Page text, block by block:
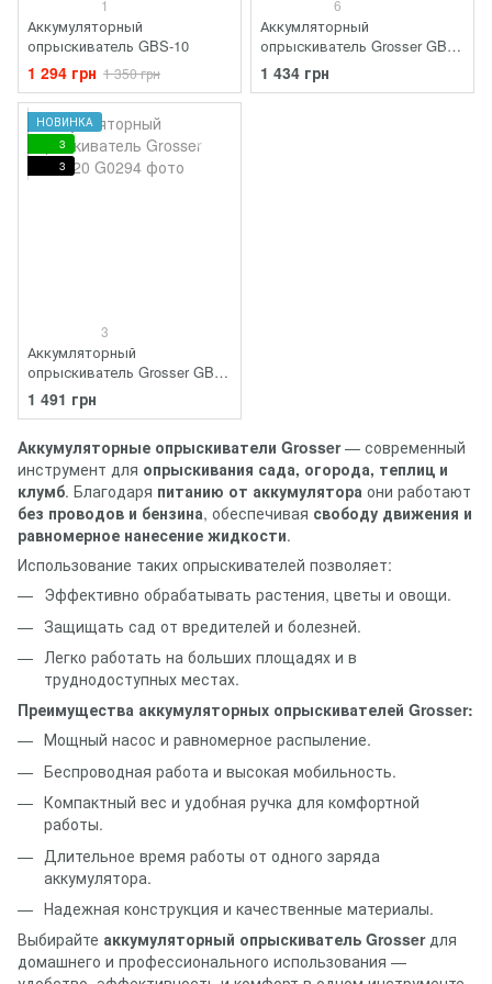
1
Аккумуляторный
опрыскиватель GBS-10
1 294 грн 1 350 грн
6
Аккумляторный
опрыскиватель Grosser GBS
100
1 434 грн
НОВИНКА
3
3
3
Аккумляторный
опрыскиватель Grosser GBS
120
1 491 грн
Аккумуляторные опрыскиватели Grosser— современный
инструмент для опрыскивания сада, огорода, теплиц и
клумб. Благодаря питанию от аккумулятора они работают
без проводов и бензина, обеспечивая свободу движения и
равномерное нанесение жидкости.
Использование таких опрыскивателей позволяет:
Эффективно обрабатывать растения, цветы и овощи.
Защищать сад от вредителей и болезней.
Легко работать на больших площадях и в
труднодоступных местах.
Преимущества аккумуляторных опрыскивателей Grosser:
Мощный насос и равномерное распыление.
Беспроводная работа и высокая мобильность.
Компактный вес и удобная ручка для комфортной
работы.
Длительное время работы от одного заряда
аккумулятора.
Надежная конструкция и качественные материалы.
Выбирайте аккумуляторный опрыскиватель Grosserдля
домашнего и профессионального использования —